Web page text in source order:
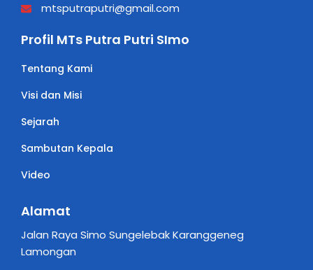
mtsputraputri@gmail.com
Profil MTs Putra Putri SImo
Tentang Kami
Visi dan Misi
Sejarah
Sambutan Kepala
Video
Alamat
Jalan Raya Simo Sungelebak Karanggeneg
Lamongan